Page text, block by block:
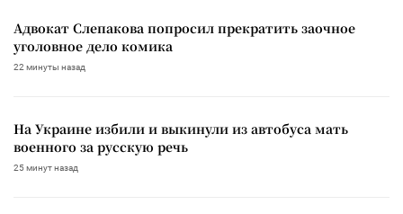
Адвокат Слепакова попросил прекратить заочное
уголовное дело комика
22 минуты назад
На Украине избили и выкинули из автобуса мать
военного за русскую речь
25 минут назад